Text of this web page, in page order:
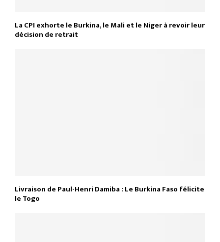
La CPI exhorte le Burkina, le Mali et le Niger à revoir leur
décision de retrait
Livraison de Paul-Henri Damiba : Le Burkina Faso félicite
le Togo